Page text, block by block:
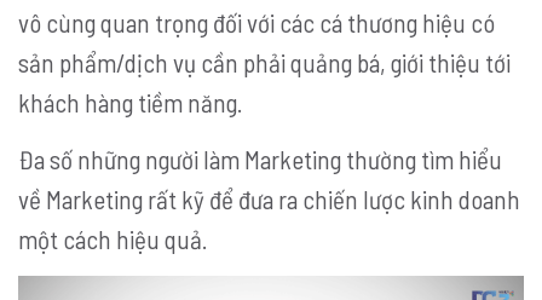
vô cùng quan trọng đối với các cá thương hiệu có
sản phẩm/dịch vụ cần phải quảng bá, giới thiệu tới
khách hàng tiềm năng.
Đa số những người làm Marketing thường tìm hiểu
về Marketing rất kỹ để đưa ra chiến lược kinh doanh
một cách hiệu quả.